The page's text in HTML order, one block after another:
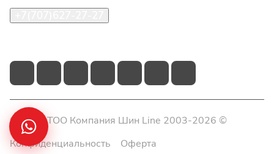
© 2026 ТОО Компания Шин Line 2003-2026 ©
Конфиденциальность
Оферта